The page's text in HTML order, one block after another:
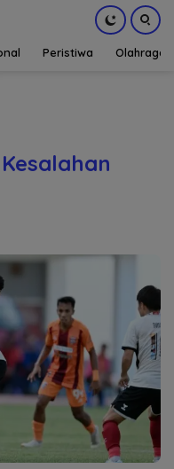
Peristiwa Olahraga